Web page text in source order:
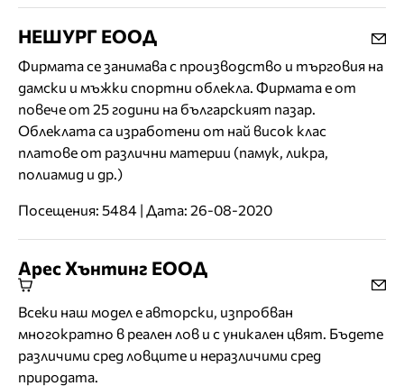
НЕШУРГ ЕООД
Фирмата се занимава с производство и търговия на
дамски и мъжки спортни облекла. Фирмата е от
повече от 25 години на българският пазар.
Облеклата са изработени от най висок клас
платове от различни материи (памук, ликра,
полиамид и др.)
Посещения: 5484 | Дата: 26-08-2020
Арес Хънтинг ЕООД
Всеки наш модел е авторски, изпробван
многократно в реален лов и с уникален цвят. Бъдете
различими сред ловците и неразличими сред
природата.